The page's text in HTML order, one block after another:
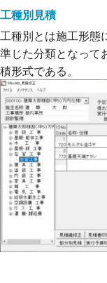
工種別見積
工種別とは施工形態
準じた分類となって
積形式である。